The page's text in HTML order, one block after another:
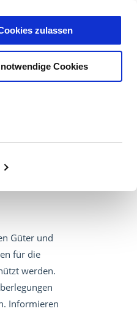
zulassen
Cookies
Güter und
für die
werden.
Informieren